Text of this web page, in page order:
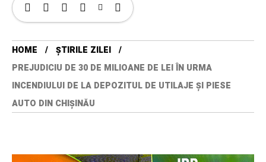
HOME
ȘTIRILE ZILEI
PREJUDICIU DE 30 DE MILIOANE DE LEI ÎN URMA
INCENDIULUI DE LA DEPOZITUL DE UTILAJE ȘI PIESE
AUTO DIN CHIȘINĂU